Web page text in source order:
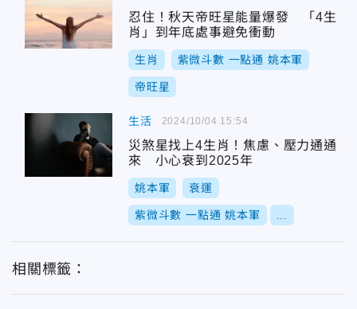
忍住！秋天帝旺星能量爆發 「4生
肖」到年底處事避免衝動
生肖 紫微斗數 一點通 姚本軍
帝旺星
生活
災煞星找上4生肖！焦慮、壓力通通
來 小心衰到2025年
姚本軍 衰運
紫微斗數 一點通 姚本軍
2024/10/04 15:54
相關標籤：